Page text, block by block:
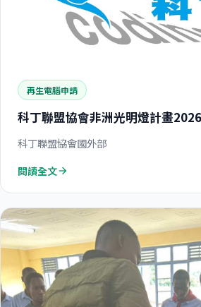
再生電腦申請
科丁聯盟協會非洲光明燈計畫
科丁聯盟協會國外部
閱讀全文arrow_forward